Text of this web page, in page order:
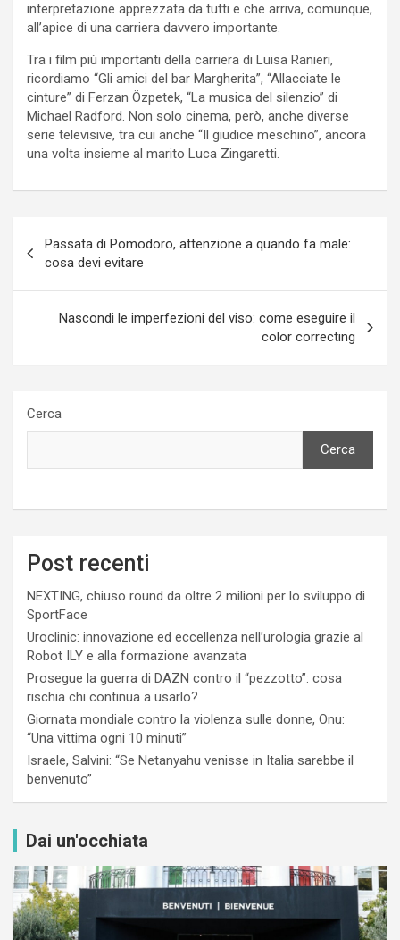
interpretazione apprezzata da tutti e che arriva, comunque,
all’apice di una carriera davvero importante.
Tra i film più importanti della carriera di Luisa Ranieri,
ricordiamo “Gli amici del bar Margherita”, “Allacciate le
cinture” di Ferzan Özpetek, “La musica del silenzio” di
Michael Radford. Non solo cinema, però, anche diverse
serie televisive, tra cui anche “Il giudice meschino”, ancora
una volta insieme al marito Luca Zingaretti.
articoli
Passata di Pomodoro, attenzione a quando fa male:
cosa devi evitare
Nascondi le imperfezioni del viso: come eseguire il
color correcting
Cerca
Cerca
Post recenti
NEXTING, chiuso round da oltre 2 milioni per lo sviluppo di
SportFace
Uroclinic: innovazione ed eccellenza nell’urologia grazie al
Robot ILY e alla formazione avanzata
Prosegue la guerra di DAZN contro il “pezzotto”: cosa
rischia chi continua a usarlo?
Giornata mondiale contro la violenza sulle donne, Onu:
“Una vittima ogni 10 minuti”
Israele, Salvini: “Se Netanyahu venisse in Italia sarebbe il
benvenuto”
Dai un'occhiata